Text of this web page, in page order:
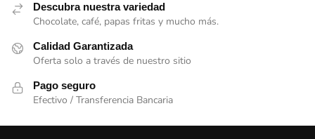
Descubra nuestra variedad
Chocolate, café, papas fritas y mucho más.
Calidad Garantizada
Oferta solo a través de nuestro sitio
Pago seguro
Efectivo / Transferencia Bancaria